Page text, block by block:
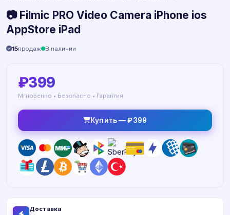
📷 Filmic PRO Video Camera iPhone ios
AppStore iPad
15продаж В наличии
₽399
Мгновенно • Безопасно • Гарантия
Купить — ₽399
Доставка